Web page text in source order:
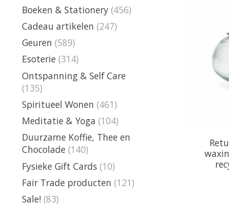
Boeken & Stationery (456)
Cadeau artikelen (247)
Geuren (589)
Esoterie (314)
Ontspanning & Self Care
(135)
Spiritueel Wonen (461)
Meditatie & Yoga (104)
Duurzame Koffie, Thee en
Chocolade (140)
Fysieke Gift Cards (10)
Fair Trade producten (121)
Sale! (83)